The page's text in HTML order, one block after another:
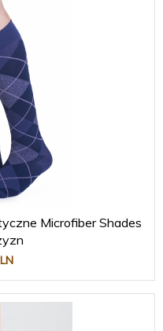
Microfiber Shades